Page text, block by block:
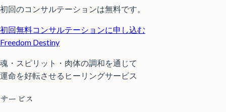
初回のコンサルテーションは無料です。
初回無料コンサルテーションに申し込む
Freedom Destiny
魂・スピリット・肉体の調和を通じて
運命を好転させるヒーリングサービス
サービス